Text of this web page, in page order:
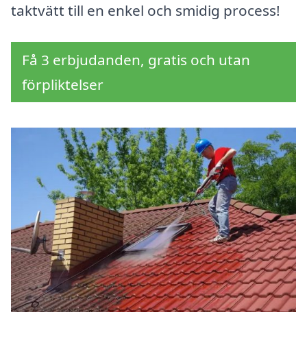
taktvätt till en enkel och smidig process!
Få 3 erbjudanden, gratis och utan
förpliktelser